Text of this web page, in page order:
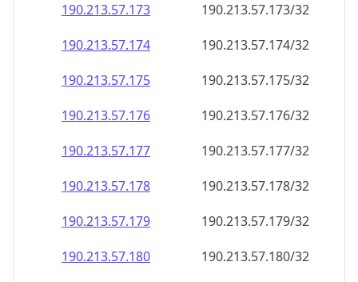
190.213.57.173
190.213.57.173/32
190.213.57.174
190.213.57.174/32
190.213.57.175
190.213.57.175/32
190.213.57.176
190.213.57.176/32
190.213.57.177
190.213.57.177/32
190.213.57.178
190.213.57.178/32
190.213.57.179
190.213.57.179/32
190.213.57.180
190.213.57.180/32